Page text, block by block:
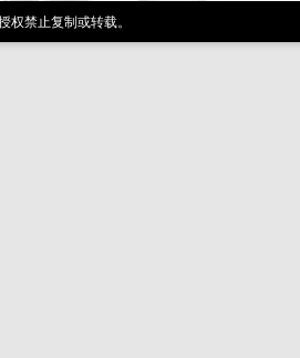
权禁止复制或转载。